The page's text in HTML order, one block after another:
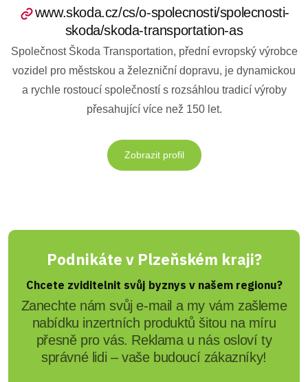
www.skoda.cz/cs/o-spolecnosti/spolecnosti-
skoda/skoda-transportation-as
Společnost Škoda Transportation, přední evropský výrobce
vozidel pro městskou a železniční dopravu, je dynamickou
a rychle rostoucí společností s rozsáhlou tradicí výroby
přesahující více než 150 let.
Zobrazit profil
Podnikáte v Plzeňském kraji?
Chcete zviditelnit svůj byznys v našem regionu?
Zanechte nám svůj e-mail a my vám zašleme
nabídku inzertních produktů šitou na míru
přesně pro vás. Reklama u nás osloví ty
správné lidi – vaše budoucí zákazníky!